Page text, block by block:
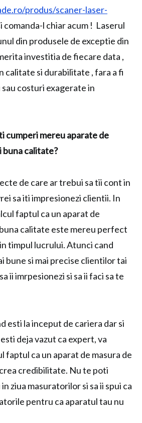
produs/scaner-laser-
comanda-l chiar acum ! Laserul
din produsele de exceptie din
investitia de fiecare data ,
calitate si durabilitate , fara a fi
costuri exagerate in
cumperi mereu aparate de
buna calitate?
de care ar trebui sa tii cont in
sa iti impresionezi clientii. In
faptul ca un aparat de
calitate este mereu perfect
timpul lucrului. Atunci cand
bune si mai precise clientilor tai
ii imrpesionezi si sa ii faci sa te
esti la inceput de cariera dar si
deja vazut ca expert, va
faptul ca un aparat de masura de
credibilitate. Nu te poti
ziua masuratorilor si sa ii spui ca
pentru ca aparatul tau nu